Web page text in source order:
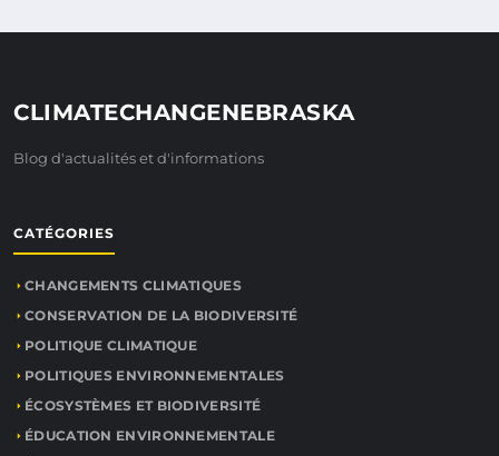
CLIMATECHANGENEBRASKA
Blog d'actualités et d'informations
CATÉGORIES
CHANGEMENTS CLIMATIQUES
CONSERVATION DE LA BIODIVERSITÉ
POLITIQUE CLIMATIQUE
POLITIQUES ENVIRONNEMENTALES
ÉCOSYSTÈMES ET BIODIVERSITÉ
ÉDUCATION ENVIRONNEMENTALE